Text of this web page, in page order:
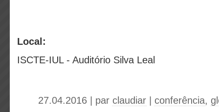
Local:
ISCTE-IUL - Auditório Silva Leal
27.04.2016 | par claudiar conferência,